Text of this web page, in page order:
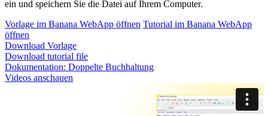
ein und speichern Sie die Datei auf Ihrem Computer.
Vorlage im Banana WebApp öffnen Tutorial im Banana WebApp
öffnen
Download Vorlage
Download tutorial file
Dokumentation: Doppelte Buchhaltung
Videos anschauen